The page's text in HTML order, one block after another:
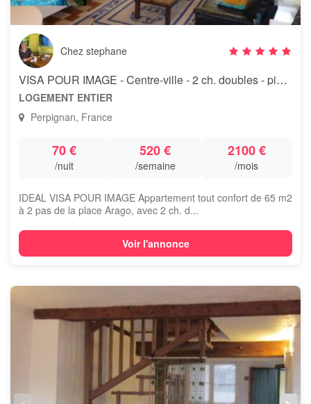
Chez stephane
VISA POUR IMAGE - Centre-ville - 2 ch. doubles - piscine
LOGEMENT ENTIER
Perpignan, France
70 €
/nuit
520 €
/semaine
2100 €
/mois
IDEAL VISA POUR IMAGE Appartement tout confort de 65 m2
à 2 pas de la place Arago, avec 2 ch. d...
Voir l'annonce